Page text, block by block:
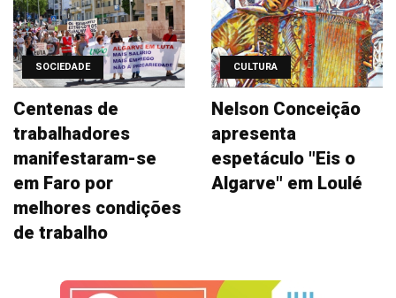
SOCIEDADE
Centenas de
trabalhadores
manifestaram-se
em Faro por
melhores condições
de trabalho
CULTURA
Nelson Conceição
apresenta
espetáculo "Eis o
Algarve" em Loulé